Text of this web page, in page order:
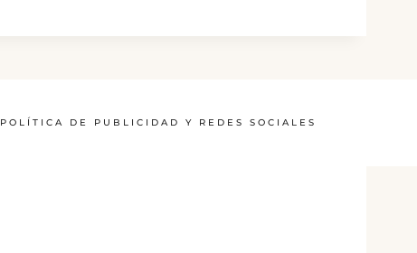
POLÍTICA DE PUBLICIDAD Y REDES SOCIALES